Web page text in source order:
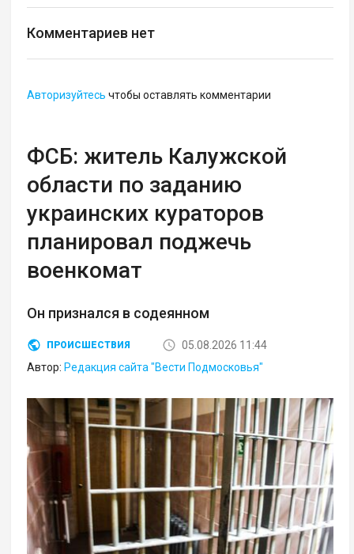
Комментариев нет
Авторизуйтесь чтобы оставлять комментарии
ФСБ: житель Калужской
области по заданию
украинских кураторов
планировал поджечь
военкомат
Он признался в содеянном
ПРОИСШЕСТВИЯ
05.08.2026 11:44
Автор: Редакция сайта "Вести Подмосковья"